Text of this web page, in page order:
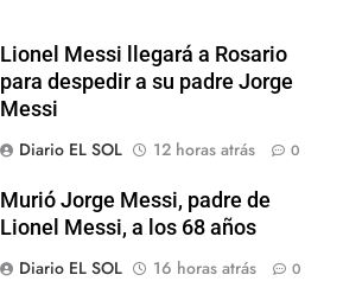
Lionel Messi llegará a Rosario
para despedir a su padre Jorge
Messi
Diario EL SOL
12 horas atrás 0
Murió Jorge Messi, padre de
Lionel Messi, a los 68 años
Diario EL SOL
16 horas atrás 0